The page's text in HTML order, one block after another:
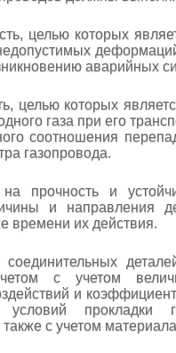
целью которых
аварийных
целью которых
газа при его
соотношения
газопровода.
прочность и
и направления
времени их действия.
с учетом
и
прокладки
с учетом